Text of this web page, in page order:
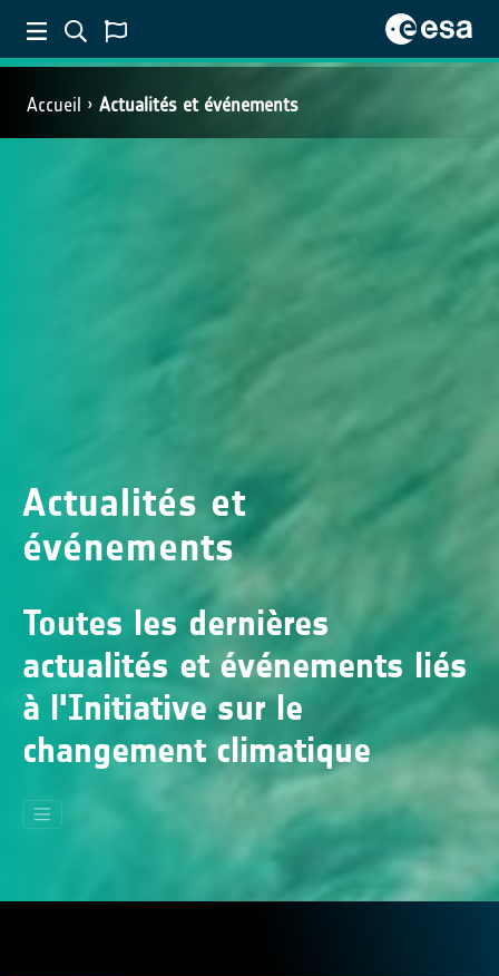
Accueil Actualités et événements
Actualités et
événements
Toutes les dernières
actualités et événements liés
à l'Initiative sur le
changement climatique